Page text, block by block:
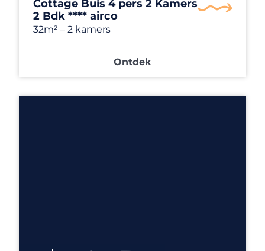
Cottage Buis 4 pers 2 Kamers
2 Bdk **** airco
32m² – 2 kamers
Ontdek